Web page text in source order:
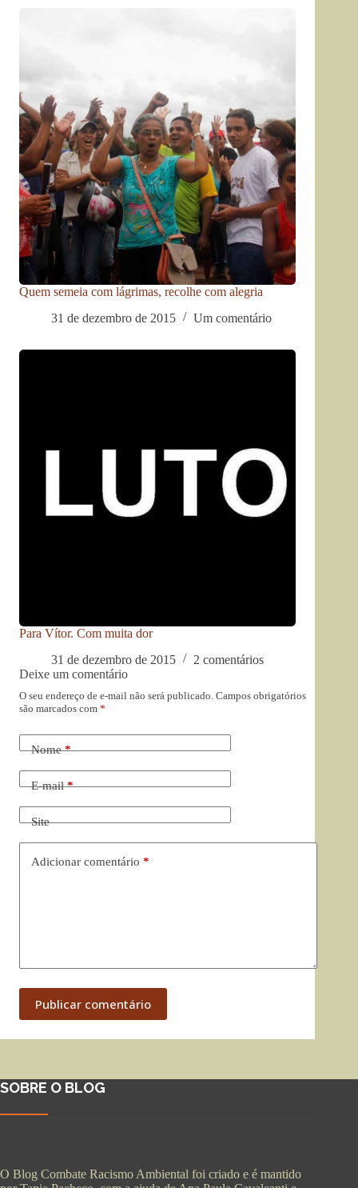
Quem semeia com lágrimas, recolhe com alegria
31 de dezembro de 2015
Um comentário
Para Vítor. Com muita dor
31 de dezembro de 2015
2 comentários
Deixe um comentário
O seu endereço de e-mail não será publicado. Campos obrigatórios
são marcados com *
Nome*
E-mail*
Site
Adicionar comentário *
Publicar comentário
SOBRE O BLOG
O Blog Combate Racismo Ambiental foi criado e é mantido